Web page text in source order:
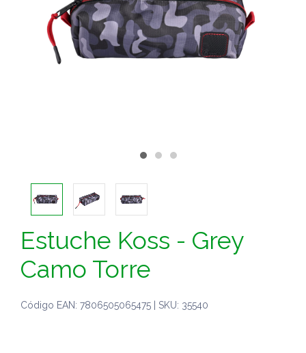
Estuche Koss - Grey
Camo Torre
Código EAN: 7806505065475 | SKU: 35540